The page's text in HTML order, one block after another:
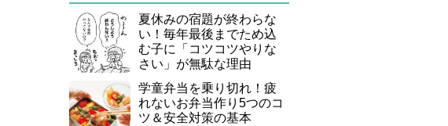
夏休みの宿題が終わらな
い！毎年最後までため込
む子に「コツコツやりな
さい」が無駄な理由
学童弁当を乗り切れ！疲
れないお弁当作り5つのコ
ツ＆安全対策の基本